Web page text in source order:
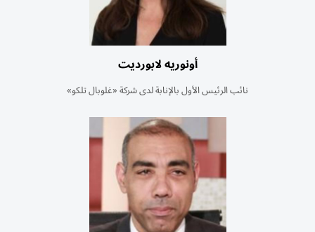
أونوريه لابورديت
نائب الرئيس الأول بالإنابة لدى شركة «غلوبال تلكو»